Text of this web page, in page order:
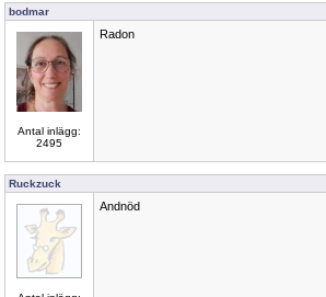
bodmar
Antal inlägg:
2495
Radon
Ruckzuck
Andnöd